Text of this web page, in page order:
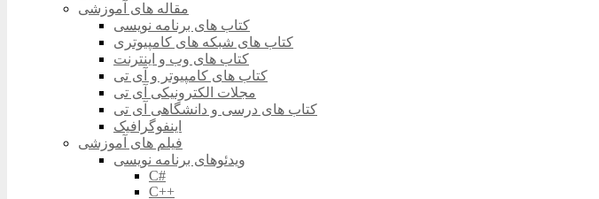
مقاله های آموزشی
کتاب های برنامه نویسی
کتاب های شبکه های کامپیوتری
کتاب های وب و اینترنت
کتاب های کامپیوتر و آی تی
مجلات الکترونیکی آی تی
کتاب های درسی و دانشگاهی آی تی
اینفوگرافیک
فیلم های آموزشی
ویدئوهای برنامه نویسی
C#
C++